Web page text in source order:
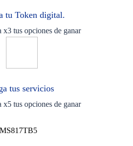
tu Token digital.
tus opciones de ganar
tus servicios
tus opciones de ganar